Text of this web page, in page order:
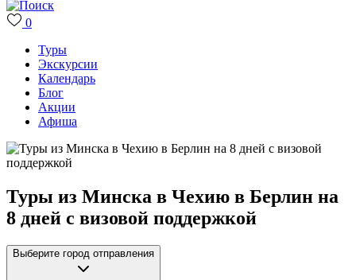
0
Туры
Экскурсии
Календарь
Блог
Акции
Афиша
Туры из Минска в Чехию в Берлин на
8 дней с визовой поддержкой
Выберите город отправления